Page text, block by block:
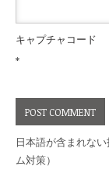
キャプチャコード
*
日本語が含まれな
ム対策）